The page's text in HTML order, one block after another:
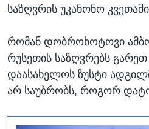
საზღვრის უკანონო
რომან დობროხოტოვი
რუსეთის საზღვრებს
დაასახელოს ზუსტი
არ საუბრობს, როგორ